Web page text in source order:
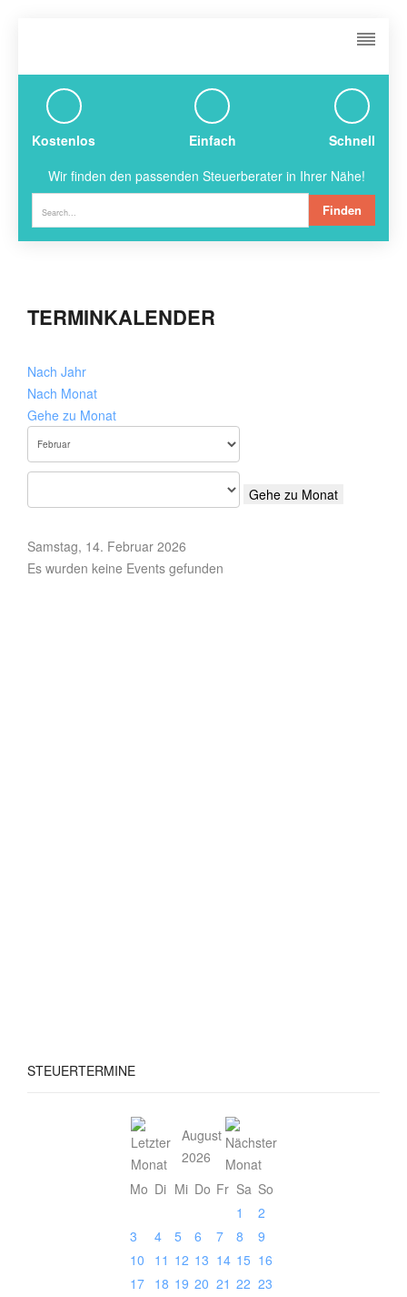
Kostenlos Einfach
Schnell
Wir finden den passenden Steuerberater in Ihrer Nähe!
Finden
TERMINKALENDER
Nach Jahr
Nach Monat
Gehe zu Monat
Gehe zu Monat
Samstag, 14. Februar 2026
Es wurden keine Events gefunden
STEUERTERMINE
August
2026
Mo Di Mi Do Fr Sa So
1
2
3
4 5 6 7 8
9
10
11 12 13 14 15 16
17
18 19 20 21 22 23